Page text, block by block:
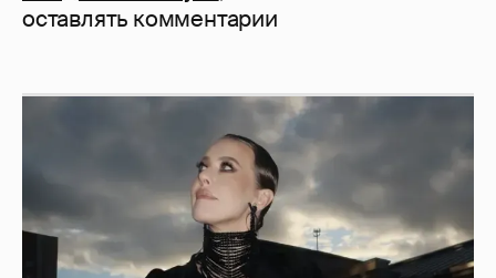
оставлять комментарии